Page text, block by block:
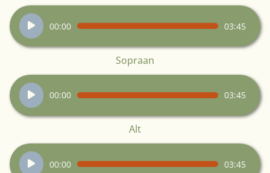
Audiospeler
00:00 03:45
Sopraan
Audiospeler
00:00 03:45
Alt
Audiospeler
00:00 03:45